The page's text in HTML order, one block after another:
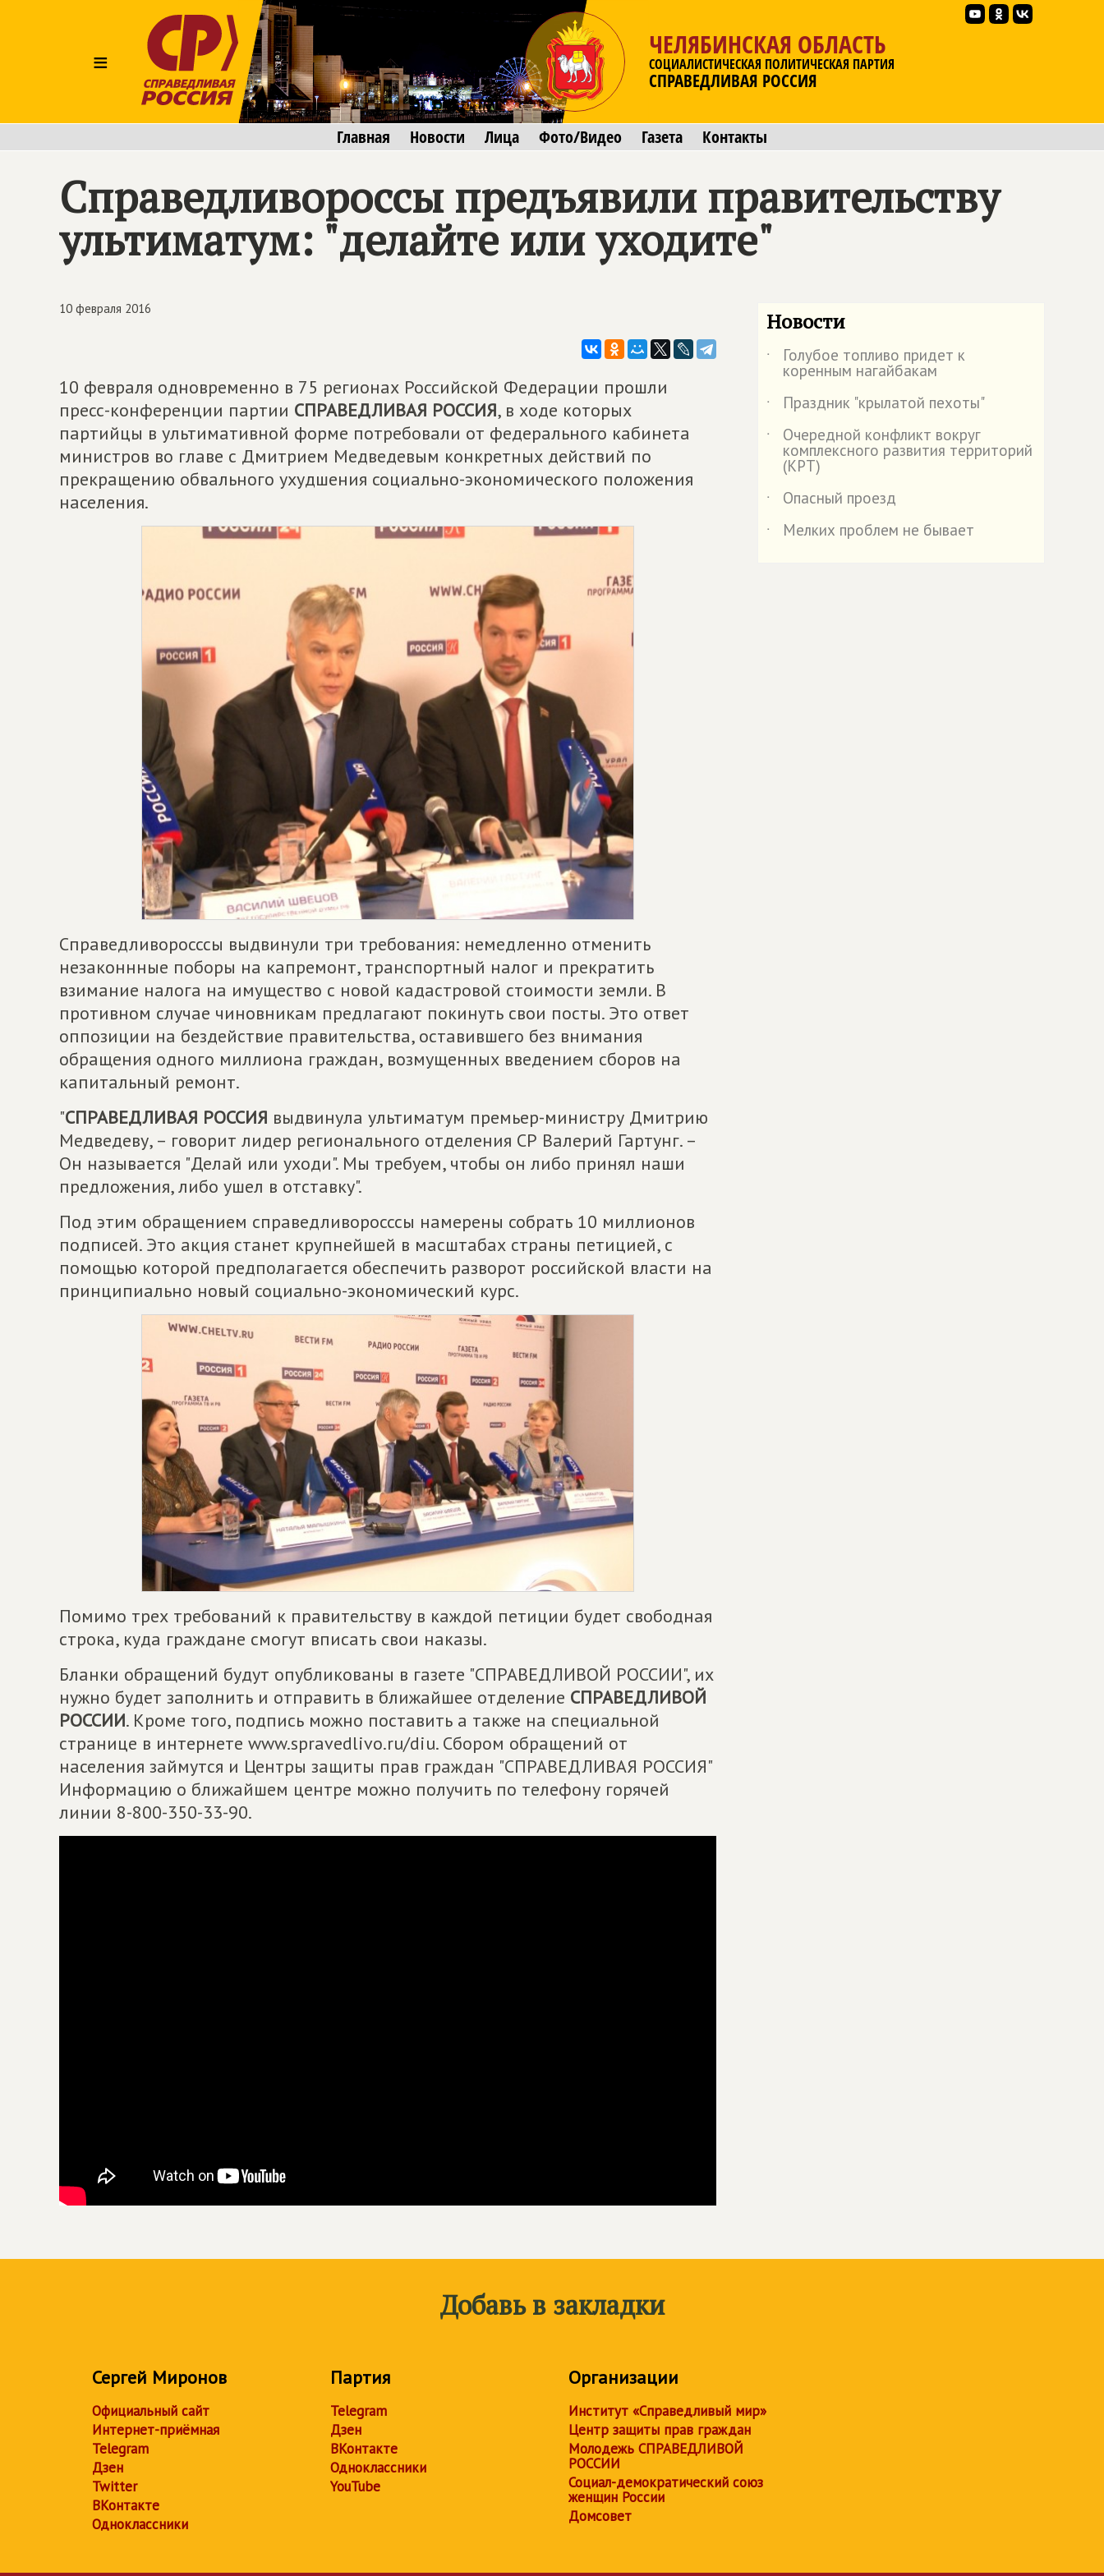
≡
ЧЕЛЯБИНСКАЯ ОБЛАСТЬ
СОЦИАЛИСТИЧЕСКАЯ ПОЛИТИЧЕСКАЯ ПАРТИЯ
СПРАВЕДЛИВАЯ РОССИЯ
Главная Новости Лица Фото/Видео Газета Контакты
Справедливороссы предъявили правительству
ультиматум: "делайте или уходите"
10 февраля 2016
10 февраля одновременно в 75 регионах Российской Федерации прошли
пресс-конференции партии СПРАВЕДЛИВАЯ РОССИЯ, в ходе которых
партийцы в ультимативной форме потребовали от федерального кабинета
министров во главе с Дмитрием Медведевым конкретных действий по
прекращению обвального ухудшения социально-экономического положения
населения.
Справедливоросссы выдвинули три требования: немедленно отменить
незаконнные поборы на капремонт, транспортный налог и прекратить
взимание налога на имущество с новой кадастровой стоимости земли. В
противном случае чиновникам предлагают покинуть свои посты. Это ответ
оппозиции на бездействие правительства, оставившего без внимания
обращения одного миллиона граждан, возмущенных введением сборов на
капитальный ремонт.
"СПРАВЕДЛИВАЯ РОССИЯ выдвинула ультиматум премьер-министру Дмитрию
Медведеву, – говорит лидер регионального отделения СР Валерий Гартунг. –
Он называется "Делай или уходи". Мы требуем, чтобы он либо принял наши
предложения, либо ушел в отставку".
Под этим обращением справедливоросссы намерены собрать 10 миллионов
подписей. Это акция станет крупнейшей в масштабах страны петицией, с
помощью которой предполагается обеспечить разворот российской власти на
принципиально новый социально-экономический курс.
Помимо трех требований к правительству в каждой петиции будет свободная
строка, куда граждане смогут вписать свои наказы.
Бланки обращений будут опубликованы в газете "СПРАВЕДЛИВОЙ РОССИИ", их
нужно будет заполнить и отправить в ближайшее отделение СПРАВЕДЛИВОЙ
РОССИИ. Кроме того, подпись можно поставить а также на специальной
странице в интернете www.spravedlivo.ru/diu. Сбором обращений от
населения займутся и Центры защиты прав граждан "СПРАВЕДЛИВАЯ РОССИЯ"
Информацию о ближайшем центре можно получить по телефону горячей
линии 8-800-350-33-90.
Новости
˙ Голубое топливо придет к
коренным нагайбакам
˙
Праздник "крылатой пехоты"
˙
Очередной конфликт вокруг
комплексного развития территорий
(КРТ)
˙
Опасный проезд
˙
Мелких проблем не бывает
Добавь в закладки
Сергей Миронов
Официальный сайт
Интернет-приёмная
Telegram
Дзен
Twitter
ВКонтакте
Одноклассники
Партия
Telegram
Дзен
ВКонтакте
Одноклассники
YouTube
Организации
Институт «Справедливый мир»
Центр защиты прав граждан
Молодежь СПРАВЕДЛИВОЙ
РОССИИ
Социал-демократический союз
женщин России
Домсовет